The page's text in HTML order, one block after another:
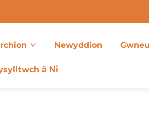
Newyddion
â Ni